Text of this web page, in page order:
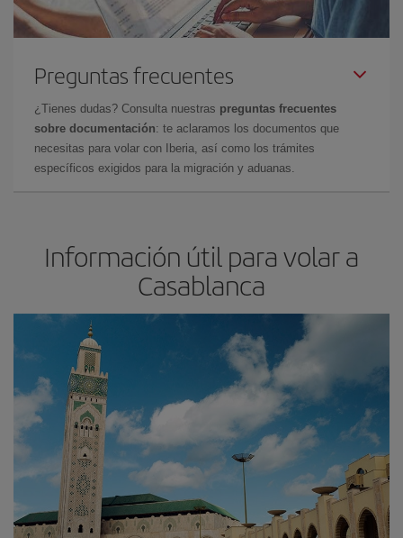
Preguntas frecuentes
¿Tienes dudas? Consulta nuestras preguntas frecuentes
sobre documentación: te aclaramos los documentos que
necesitas para volar con Iberia, así como los trámites
específicos exigidos para la migración y aduanas.
Información útil para volar a
Casablanca